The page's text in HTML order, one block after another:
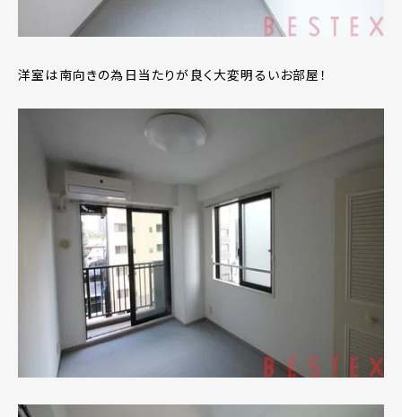
洋室は南向きの為日当たりが良く大変明るいお部屋！